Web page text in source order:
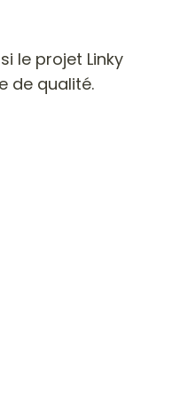
le projet Linky
de qualité.